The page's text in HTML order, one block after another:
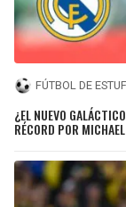
FÚTBOL DE
¿EL NUEVO
RÉCORD POR